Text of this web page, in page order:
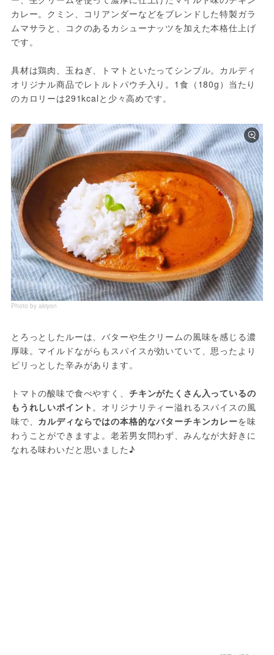
カレー。クミン、コリアンダーなどをブレンドした特製ガラ
ムマサラと、コクのあるカシューナッツを加えた本格仕上げ
です。
具材は鶏肉、玉ねぎ、トマトといたってシンプル。カルディ
オリジナル商品でレトルトパウチ入り。1食（180g）当たり
のカロリーは291kcalと少々高めです。
Photo by akiyon
とろっとしたルーは、バターや生クリームの風味を感じる濃
厚味。マイルドながらもスパイスが効いていて、思ったより
ピリっとした辛みがあります。
トマトの酸味で食べやすく、 チキンがたくさん入っているの
もうれしいポイント 。オリジナリティー溢れるスパイスの風
味で、 カルディならではの本格的なバターチキンカレーを味
わうことができますよ。老若男女問わず、みんなが大好きに
なれる味わいだと思いました♪